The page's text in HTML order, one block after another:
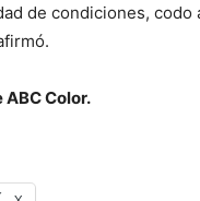
de condiciones,
Color.